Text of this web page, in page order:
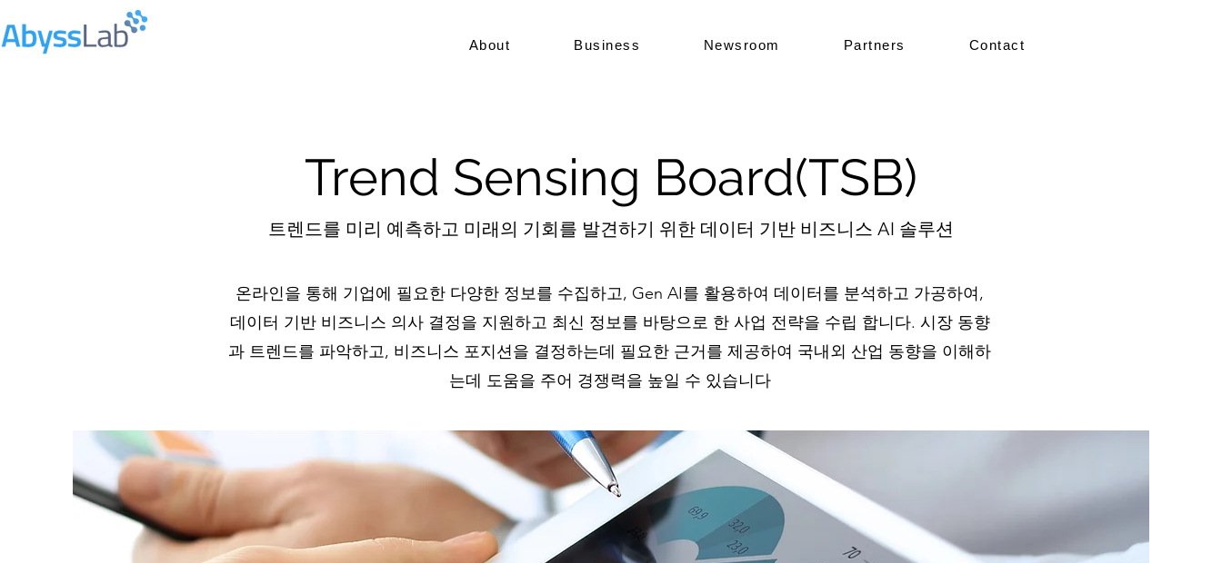
About Business Newsroom Partners Contact
Trend Sensing Board(TSB)
트렌드를 미리 예측하고 미래의 기회를 발견하기 위한 데이터 기반 비즈니스 AI 솔루션
온라인을 통해 기업에 필요한 다양한 정보를 수집하고, Gen AI를 활용하여 데이터를 분석하고 가공하여,
데이터 기반 비즈니스 의사 결정을 지원하고 최신 정보를 바탕으로 한 사업 전략을 수립 합니다. 시장 동향
과 트렌드를 파악하고, 비즈니스 포지션을 결정하는데 필요한 근거를 제공하여 국내외 산업 동향을 이해하
는데 도움을 주어 경쟁력을 높일 수 있습니다